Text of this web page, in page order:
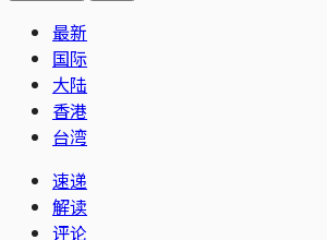
最新
国际
大陆
香港
台湾
速递
解读
评论